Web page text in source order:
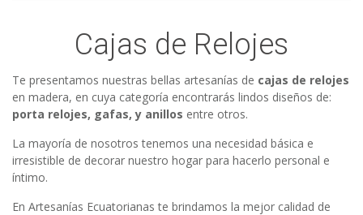
Cajas de Relojes
Te presentamos nuestras bellas artesanías de cajas de relojes
en madera, en cuya categoría encontrarás lindos diseños de:
porta relojes, gafas, y anillos entre otros.
La mayoría de nosotros tenemos una necesidad básica e
irresistible de decorar nuestro hogar para hacerlo personal e
íntimo.
En Artesanías Ecuatorianas te brindamos la mejor calidad de